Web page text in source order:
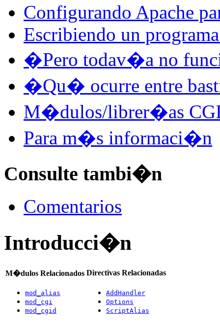
Configurando Apache
Escribiendo un
�Pero todav�a no
�Qu� ocurre entre
M�dulos/librer�as
Para m�s informaci�n
Consulte tambi�n
Comentarios
Introducci�n
M�dulos Relacionados Directivas Relacionadas
mod_alias
mod_cgi
mod_cgid
AddHandler
Options
ScriptAlias